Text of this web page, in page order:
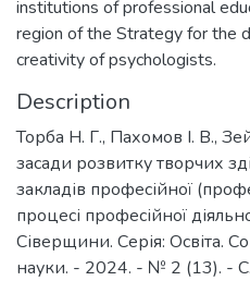
institutions of professional
region of the Strategy for the
creativity of psychologists.
Description
Торба Н. Г., Пахомов І. В.,
засади розвитку творчих
закладів професійної
процесі професійної
Сіверщини. Серія: Освіта.
науки. - 2024. - № 2 (13). -